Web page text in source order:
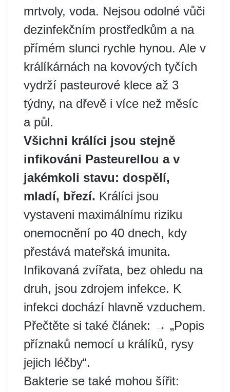
mrtvoly, voda. Nejsou odolné vůči
dezinfekčním prostředkům a na
přímém slunci rychle hynou. Ale v
králíkárnách na kovových tyčích
vydrží pasteurové klece až 3
týdny, na dřevě i více než měsíc
a půl.
Všichni králíci jsou stejně
infikováni Pasteurellou a v
jakémkoli stavu: dospělí,
mladí, březí. Králíci jsou
vystaveni maximálnímu riziku
onemocnění po 40 dnech, kdy
přestává mateřská imunita.
Infikovaná zvířata, bez ohledu na
druh, jsou zdrojem infekce. K
infekci dochází hlavně vzduchem.
Přečtěte si také článek: → „Popis
příznaků nemocí u králíků, rysy
jejich léčby“.
Bakterie se také mohou šířit: